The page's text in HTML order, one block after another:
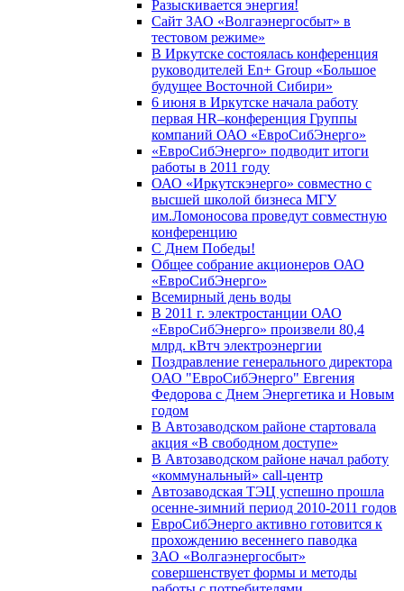
Разыскивается энергия!
Сайт ЗАО «Волгаэнергосбыт» в
тестовом режиме»
В Иркутске состоялась конференция
руководителей En+ Group «Большое
будущее Восточной Сибири»
6 июня в Иркутске начала работу
первая HR–конференция Группы
компаний ОАО «ЕвроСибЭнерго»
«ЕвроСибЭнерго» подводит итоги
работы в 2011 году
ОАО «Иркутскэнерго» совместно с
высшей школой бизнеса МГУ
им.Ломоносова проведут совместную
конференцию
С Днем Победы!
Общее собрание акционеров ОАО
«ЕвроСибЭнерго»
Всемирный день воды
В 2011 г. электростанции ОАО
«ЕвроСибЭнерго» произвели 80,4
млрд. кВтч электроэнергии
Поздравление генерального директора
ОАО "ЕвроСибЭнерго" Евгения
Федорова с Днем Энергетика и Новым
годом
В Автозаводском районе стартовала
акция «В свободном доступе»
В Автозаводском районе начал работу
«коммунальный» call-центр
Автозаводская ТЭЦ успешно прошла
осенне-зимний период 2010-2011 годов
ЕвроСибЭнерго активно готовится к
прохождению весеннего паводка
ЗАО «Волгаэнергосбыт»
совершенствует формы и методы